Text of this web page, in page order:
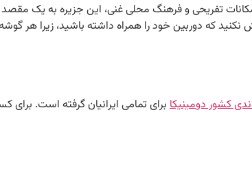
با جاذبه‌های طبیعی، امکانات تفریحی و فرهنگ محلی غنی، این
که دوربین خود را همراه داشته باشید، زیرا هر گوشه
کشور دومینیکابرای تمامی ایرانیان گرفته است. برای